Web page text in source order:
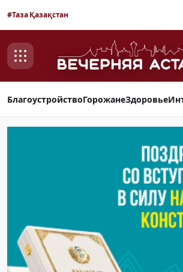
#Таза Қазақстан
БлагоустройствоГорожанеЗдоровье